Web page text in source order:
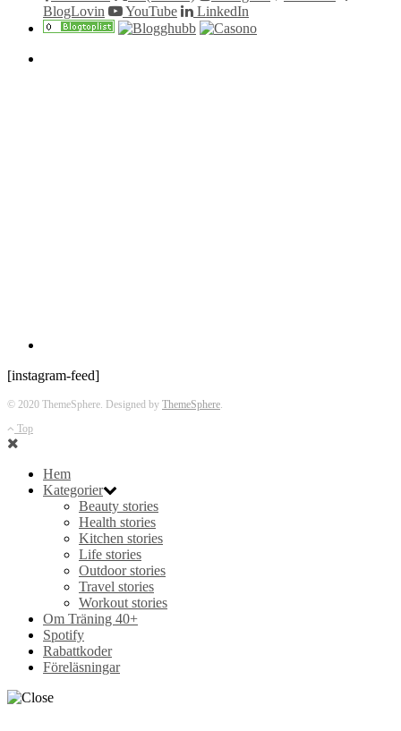
BlogLovin
YouTube LinkedIn
[instagram-feed]
© 2020 ThemeSphere. Designed by ThemeSphere.
Top
Hem
Kategorier
Beauty stories
Health stories
Kitchen stories
Life stories
Outdoor stories
Travel stories
Workout stories
Om Träning 40+
Spotify
Rabattkoder
Föreläsningar